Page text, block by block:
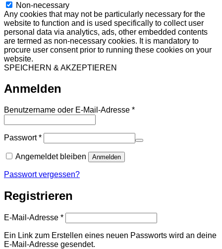
Non-necessary
Any cookies that may not be particularly necessary for the
website to function and is used specifically to collect user
personal data via analytics, ads, other embedded contents
are termed as non-necessary cookies. It is mandatory to
procure user consent prior to running these cookies on your
website.
SPEICHERN & AKZEPTIEREN
Anmelden
Benutzername oder E-Mail-Adresse *Erforderlich
Passwort*Erforderlich
Angemeldet bleiben Anmelden
Passwort vergessen?
Registrieren
E-Mail-Adresse *Erforderlich
Ein Link zum Erstellen eines neuen Passworts wird an deine
E-Mail-Adresse gesendet.